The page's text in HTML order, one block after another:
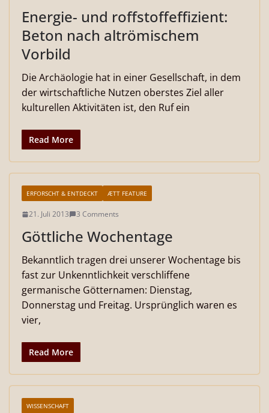
Energie- und roffstoffeffizient:
Beton nach altrömischem
Vorbild
Die Archäologie hat in einer Gesellschaft, in dem
der wirtschaftliche Nutzen oberstes Ziel aller
kulturellen Aktivitäten ist, den Ruf ein
Read More
ERFORSCHT & ENTDECKT ÆTT FEATURE
21. Juli 2013 3 Comments
Göttliche Wochentage
Bekanntlich tragen drei unserer Wochentage bis
fast zur Unkenntlichkeit verschliffene
germanische Götternamen: Dienstag,
Donnerstag und Freitag. Ursprünglich waren es
vier,
Read More
WISSENSCHAFT